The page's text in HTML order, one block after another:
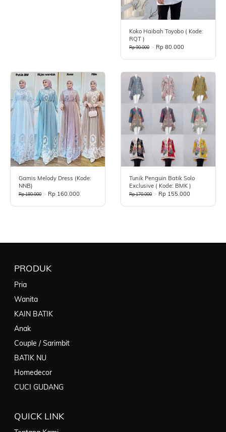
Koko Haibah Toyobo ( Kode:
RQT )
Rp 90.000 > Rp 80.000
Gamis Melody Dress (Kode:
NNB)
Rp 180.000 > Rp 160.000
Tunik Penguin Batik Solo
Exclusive ( Kode: BMK )
Rp 170.000 > Rp 155.000
PRODUK
Pria
Wanita
KAIN BATIK
Anak
Couple / Sarimbit
BATIK NU
Homedecor
CUCI GUDANG
QUICK LINK